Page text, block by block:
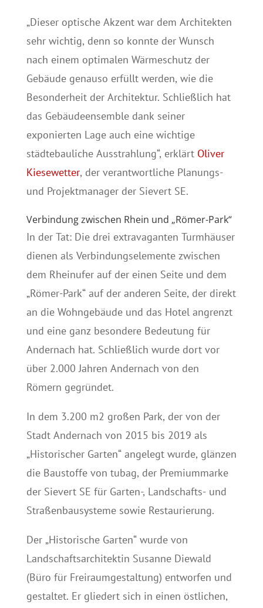
„Dieser optische Akzent war dem Architekten
sehr wichtig, denn so konnte der Wunsch
nach einem optimalen Wärmeschutz der
Gebäude genauso erfüllt werden, wie die
Besonderheit der Architektur. Schließlich hat
das Gebäudeensemble dank seiner
exponierten Lage auch eine wichtige
städtebauliche Ausstrahlung“, erklärt Oliver
Kiesewetter, der verantwortliche Planungs-
und Projektmanager der Sievert SE.
Verbindung zwischen Rhein und „Römer-Park“
In der Tat: Die drei extravaganten Turmhäuser
dienen als Verbindungselemente zwischen
dem Rheinufer auf der einen Seite und dem
„Römer-Park“ auf der anderen Seite, der direkt
an die Wohngebäude und das Hotel angrenzt
und eine ganz besondere Bedeutung für
Andernach hat. Schließlich wurde dort vor
über 2.000 Jahren Andernach von den
Römern gegründet.
In dem 3.200 m2 großen Park, der von der
Stadt Andernach von 2015 bis 2019 als
„Historischer Garten“ angelegt wurde, glänzen
die Baustoffe von tubag, der Premiummarke
der Sievert SE für Garten-, Landschafts- und
Straßenbausysteme sowie Restaurierung.
Der „Historische Garten“ wurde von
Landschaftsarchitektin Susanne Diewald
(Büro für Freiraumgestaltung) entworfen und
gestaltet. Er gliedert sich in einen östlichen,